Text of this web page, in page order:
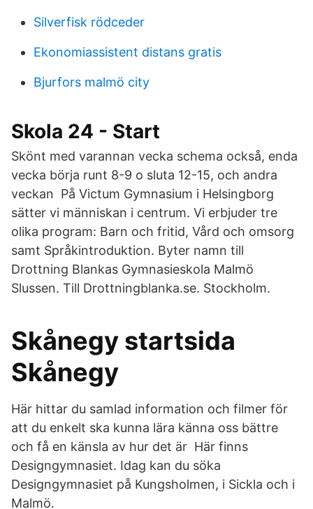
Silverfisk rödceder
Ekonomiassistent distans gratis
Bjurfors malmö city
Skola 24 - Start
Skönt med varannan vecka schema också, enda
vecka börja runt 8-9 o sluta 12-15, och andra
veckan På Victum Gymnasium i Helsingborg
sätter vi människan i centrum. Vi erbjuder tre
olika program: Barn och fritid, Vård och omsorg
samt Språkintroduktion. Byter namn till
Drottning Blankas Gymnasieskola Malmö
Slussen. Till Drottningblanka.se. Stockholm.
Skånegy startsida
Skånegy
Här hittar du samlad information och filmer för
att du enkelt ska kunna lära känna oss bättre
och få en känsla av hur det är Här finns
Designgymnasiet. Idag kan du söka
Designgymnasiet på Kungsholmen, i Sickla och i
Malmö.